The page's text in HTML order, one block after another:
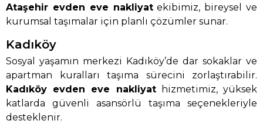
Ataşehir evden eve nakliyatekibimiz, bireysel ve
kurumsal taşımalar için planlı çözümler sunar.
Kadıköy
Sosyal yaşamın merkezi Kadıköy’de dar sokaklar ve
apartman kuralları taşıma sürecini zorlaştırabilir.
Kadıköy evden eve nakliyathizmetimiz, yüksek
katlarda güvenli asansörlü taşıma seçenekleriyle
desteklenir.